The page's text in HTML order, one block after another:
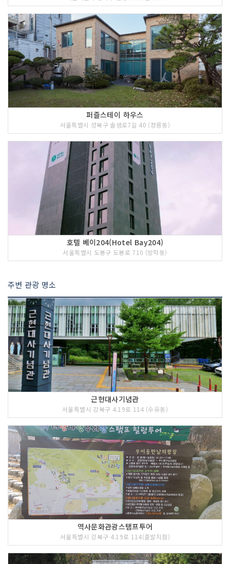
퍼즐스테이 하우스
서울특별시 성북구 솔샘로7길 40 (정릉동)
호텔 베이204(Hotel Bay204)
서울특별시 도봉구 도봉로 710 (방학동)
주변 관광 명소
근현대사기념관
서울특별시 강북구 4.19로 114 (수유동)
역사문화관광스탬프투어
서울특별시 강북구 4.19로 114(출발지점)